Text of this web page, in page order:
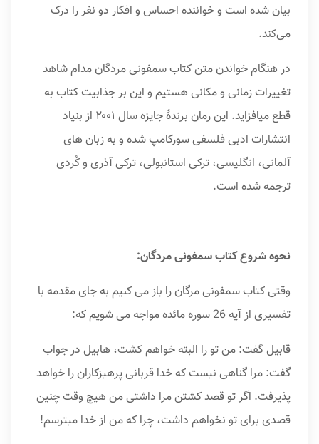
بیان شده است و خواننده احساس و افکار دو نفر را درک
می‌کند.
در هنگام خواندن متن کتاب سمفونی مردگان مدام شاهد
تغییرات زمانی و مکانی هستیم و این بر جذابیت کتاب به
قطع میافزاید. این رمان برندهٔ جایزه سال ۲۰۰۱ از بنیاد
انتشارات ادبی فلسفی سورکامپ شده‌ و به زبان های
آلمانی، انگلیسی، ترکی استانبولی، ترکی آذری و کُردی
ترجمه شده است.
نحوه شروع کتاب سمفونی مردگان:
وقتی کتاب سمفونی مرگان را باز می کنیم به جای مقدمه با
تفسیری از آیه 26 سوره مائده مواجه می شویم که:
قابیل گفت: من تو را البته خواهم کشت، هابیل در جواب
گفت: مرا گناهی نیست که خدا قربانی پرهیزکاران را خواهد
پذیرفت. اگر تو قصد کشتن مرا داشتی من هیچ وقت چنین
قصدی برای تو نخواهم داشت، چرا که من از خدا میترسم!